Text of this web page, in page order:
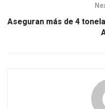
Aseguran más de 4